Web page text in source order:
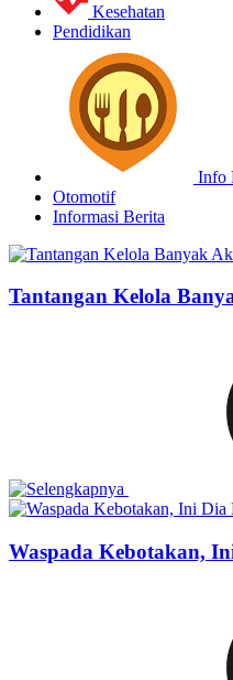
Kesehatan
Pendidikan
Info
Otomotif
Informasi Berita
Tantangan Kelola
Waspada Kebotakan,